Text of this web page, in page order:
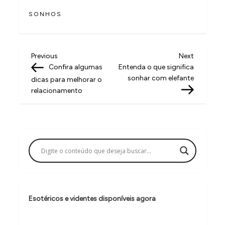
SONHOS
N
a
v
a
ç
o
d
Previous
Post
Previous
Confira algumas
dicas para melhorar o
relacionamento
Next
Post
Next
Entenda o que significa
sonhar com elefante
Esotéricos e videntes disponíveis agora